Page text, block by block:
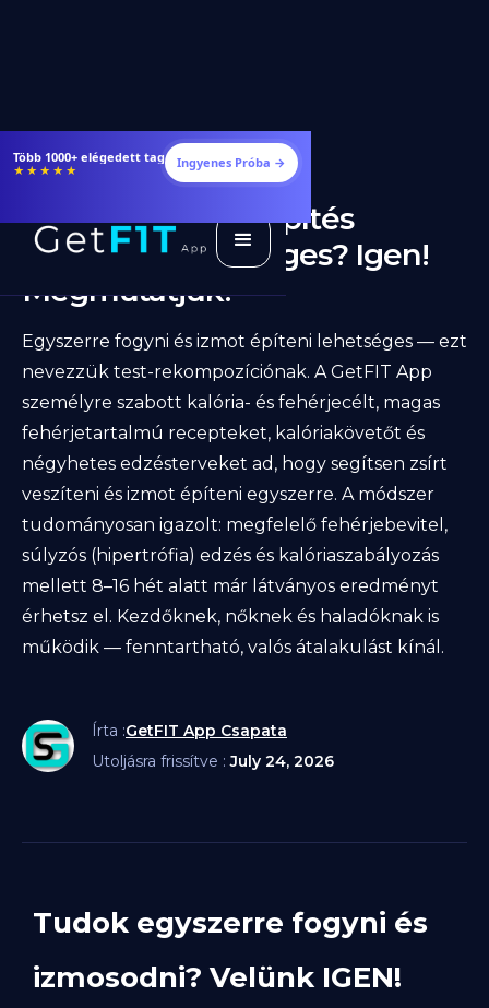
Több 1000+ elégedett tag
★★★★★ Ingyenes Próba →
Zsírégetés+izomépítés
egyszerre lehetséges? Igen!
Megmutatjuk!
Egyszerre fogyni és izmot építeni lehetséges — ezt
nevezzük test-rekompozíciónak. A GetFIT App
személyre szabott kalória- és fehérjecélt, magas
fehérjetartalmú recepteket, kalóriakövetőt és
négyhetes edzésterveket ad, hogy segítsen zsírt
veszíteni és izmot építeni egyszerre. A módszer
tudományosan igazolt: megfelelő fehérjebevitel,
súlyzós (hipertrófia) edzés és kalóriaszabályozás
mellett 8–16 hét alatt már látványos eredményt
érhetsz el. Kezdőknek, nőknek és haladóknak is
működik — fenntartható, valós átalakulást kínál.
Írta :GetFIT App Csapata
Utoljásra frissítve :July 24, 2026
Tudok egyszerre fogyni és
izmosodni? Velünk IGEN!